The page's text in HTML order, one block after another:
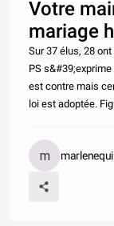
Votre
mariage
Sur 37 élus, 28
PS
est contre mais
loi est adoptée.